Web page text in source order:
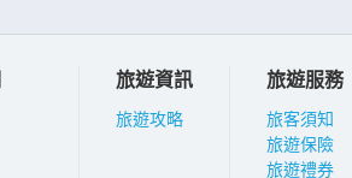
旅遊資訊
旅遊攻略
旅遊服務
旅客須知
旅遊保險
旅遊禮券